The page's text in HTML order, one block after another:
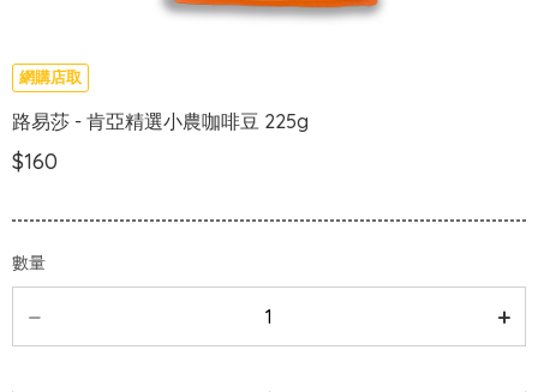
網購店取
路易莎 - 肯亞精選小農咖啡豆 225g
$160
數量